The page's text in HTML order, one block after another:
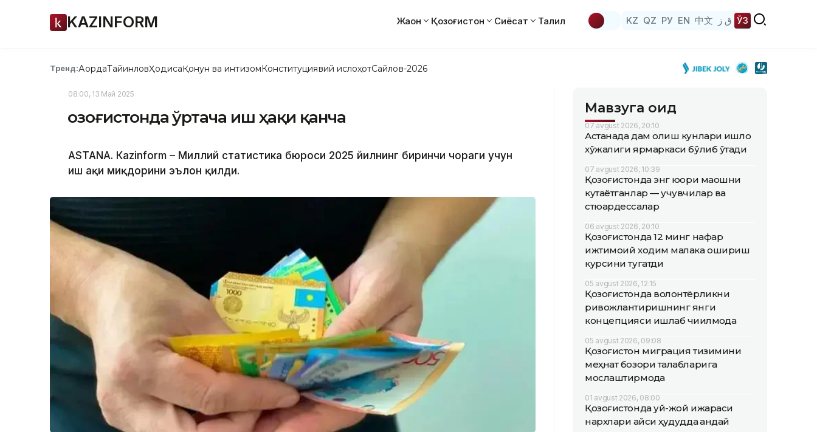
KAZINFORM Жаҳон Қозоғистон Сиёсат Таҳлил KZ QZ РУ EN 中文 ق ز ЎЗ
Тренд:АқордаТайинловҲодисаҚонун ва интизомКонституциявий ислоҳотСайлов-2026
08:00, 13 Май 2025
Қозоғистонда ўртача иш ҳақи қанча
ASTANА. Кazinform – Миллий статистика бюроси 2025 йилнинг биринчи чораги учун
иш ҳақи миқдорини эълон қилди.
Мавзуга оид
07 avgust 2026, 20:10
Астанада дам олиш кунлари қишлоқ
хўжалиги ярмаркаси бўлиб ўтади
07 avgust 2026, 10:39
Қозоғистонда энг юқори маошни
кутаётганлар — учувчилар ва
стюардессалар
06 avgust 2026, 20:10
Қозоғистонда 12 минг нафар
ижтимоий ходим малака ошириш
курсини тугатди
05 avgust 2026, 12:15
Қозоғистонда волонтёрликни
ривожлантиришнинг янги
концепцияси ишлаб чиқилмоқда
05 avgust 2026, 09:08
Қозоғистон миграция тизимини
меҳнат бозори талабларига
мослаштирмоқда
01 avgust 2026, 08:00
Қозоғистонда уй-жой ижараси
нархлари қайси ҳудудда қандай